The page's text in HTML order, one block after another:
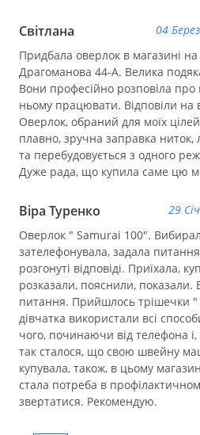
Світлана
04
Придбала оверлок в магазині
Драгоманова 44-А. Велика
Вони професійно розповіла
ньому працювати. Відповіли на
Оверлок, обраний для моїх
плавно, зручна заправка ниток,
та перебудовується з одного
Дуже рада, що купила саме цю
Віра Туренко
29
Оверлок " Samurai 100".
зателефонувала, задала
розгонуті відповіді. Приїхала,
розказали, пояснили,
питання. Прийшлось трішечки
дівчатка використали всі
чого, починаючи від телефона
так сталося, що свою швейну
купувала, також, в цьому
стала потреба в
звертатися. Рекомендую.